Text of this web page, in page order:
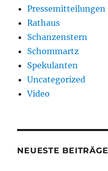
Pressemitteilungen
Rathaus
Schanzenstern
Schommartz
Spekulanten
Uncategorized
Video
NEUESTE BEITRÄGE